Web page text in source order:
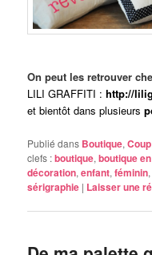
On peut les retrouver
LILI GRAFFITI :http://
et bientôt dans plusieurs
Publié dans Boutique,
clefs :boutique,boutique
décoration,enfant,féminin
sérigraphie | Laisser une